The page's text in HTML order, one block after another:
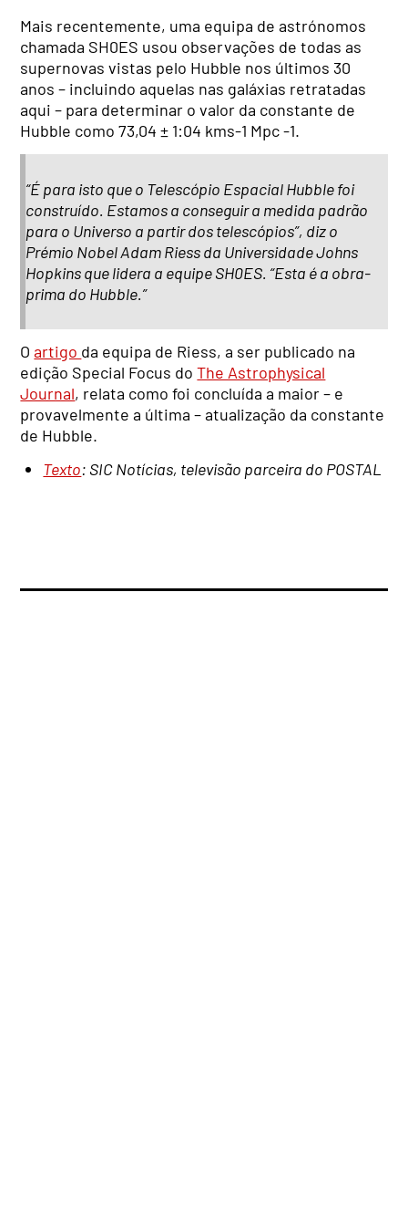
Mais recentemente, uma equipa de astrónomos
chamada SH0ES usou observações de todas as
supernovas vistas pelo Hubble nos últimos 30
anos – incluindo aquelas nas galáxias retratadas
aqui – para determinar o valor da constante de
Hubble como 73,04 ± 1:04 kms-1 Mpc -1.
“É para isto que o Telescópio Espacial Hubble foi
construído. Estamos a conseguir a medida padrão
para o Universo a partir dos telescópios”, diz o
Prémio Nobel Adam Riess da Universidade Johns
Hopkins que lidera a equipe SH0ES. “Esta é a obra-
prima do Hubble.”
Oartigo da equipa de Riess, a ser publicado na
edição Special Focus doThe Astrophysical
Journal, relata como foi concluída a maior – e
provavelmente a última – atualização da constante
de Hubble.
Texto: SIC Notícias, televisão parceira do POSTAL